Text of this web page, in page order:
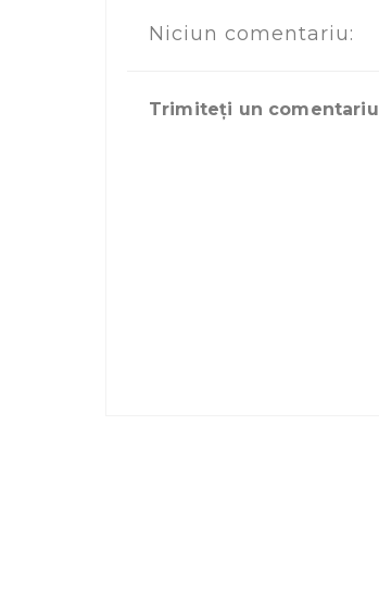
Niciun comentariu:
Trimiteți un comentariu